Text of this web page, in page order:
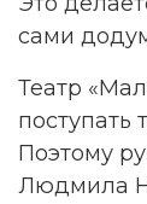
сами
Театр
поступать
Поэтому
Людмила